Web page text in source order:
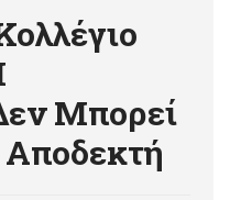
Μπορεί
Αποδεκτή